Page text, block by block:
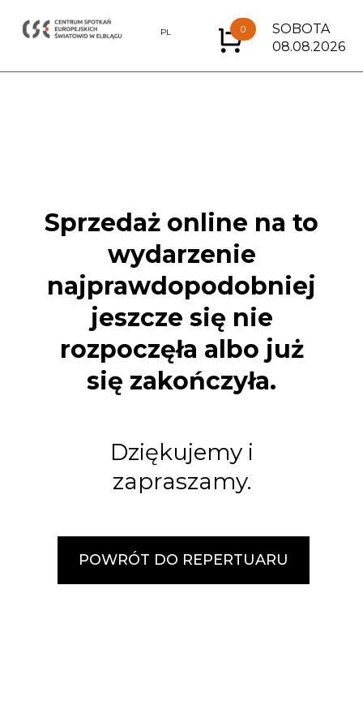
PL 0
SOBOTA
08.08.2026
Sprzedaż online na to
wydarzenie
najprawdopodobniej
jeszcze się nie
rozpoczęła albo już
się zakończyła.
Dziękujemy i
zapraszamy.
POWRÓT DO REPERTUARU